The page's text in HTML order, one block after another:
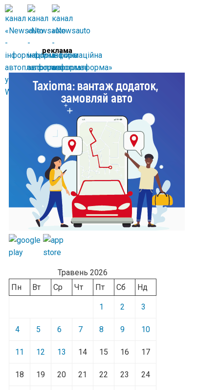
реклама
Травень 2026
Пн
Вт Ср Чт Пт Сб Нд
1 2 3
4 5 6 7 8 9 10
11 12 13 14 15 16 17
18 19 20 21 22 23 24